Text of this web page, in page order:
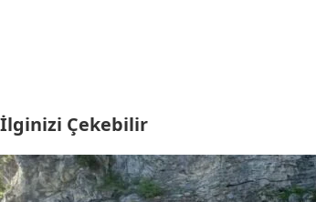
İlginizi Çekebilir